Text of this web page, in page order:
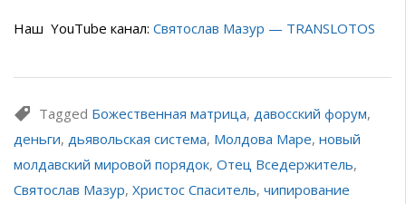
Наш YouTube канал: Святослав Мазур — TRANSLOTOS
Tagged Божественная матрица, давосский форум,
деньги, дьявольская система, Молдова Маре, новый
молдавский мировой порядок, Отец Вседержитель,
Святослав Мазур, Христос Спаситель, чипирование